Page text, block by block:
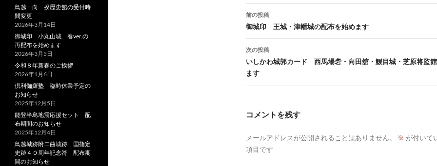
投
稿
ナ
ビ
ゲ
シ
ン
前の投稿
御城印 王城・津幡城の配布を始めます
次の投稿
いしかわ城郭カード 西馬場砦・向田舘・鰀目城・芝原将監
ます
コメントを残す
メールアドレスが公開されることはありません。 ※ が付いて
項目です
鳥越一向一揆歴史館の受付時
間変更
2026年3月14日
御城印 小丸山城 春ver.の
再配布を始めます
2026年3月5日
令和８年新春のご挨拶
2026年1月6日
倶利伽羅塾 臨時休業予定の
お知らせ
2025年12月5日
能登半島地震応援セット 配
布期間のお知らせ
2025年12月4日
鳥越城跡附二曲城跡 国指定
史跡４０周年記念符 配布期
間のお知らせ